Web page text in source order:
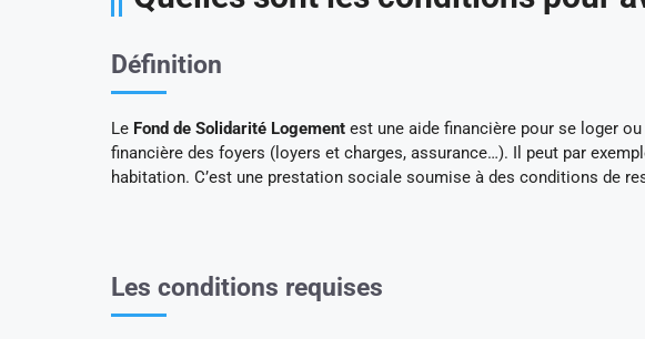
Définition
Le Fond de Solidarité Logement est une aide financière pour se loger
financière des foyers (loyers et charges, assurance…). Il peut par
habitation. C’est une prestation sociale soumise à des conditions de
Les conditions requises